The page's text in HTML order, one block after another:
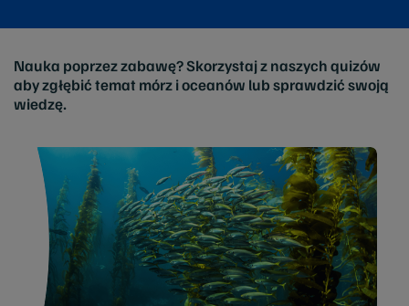
Nauka poprzez zabawę? Skorzystaj z naszych quizów
aby zgłębić temat mórz i oceanów lub sprawdzić swoją
wiedzę.